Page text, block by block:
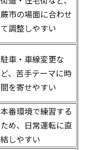
蕨市の場面に合わせ
て調整しやすい
駐車・車線変更な
ど、苦手テーマに時
間を寄せやすい
本番環境で練習する
ため、日常運転に直
結しやすい